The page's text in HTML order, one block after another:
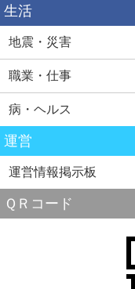
生活
地震・災害
職業・仕事
病・ヘルス
運営
運営情報掲示板
ＱＲコード